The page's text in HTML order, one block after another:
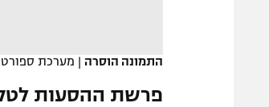
התמונה הוסרה | מערכת ספורט1
פרשת ההסעות